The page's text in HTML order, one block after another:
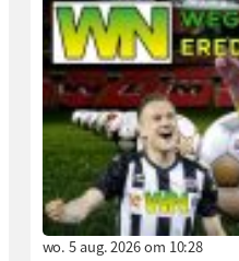
wo. 5 aug. 2026 om 10:28